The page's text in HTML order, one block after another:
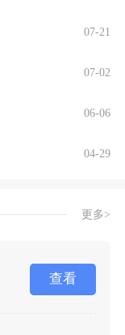
07-21
07-02
06-06
04-29
更多>
查看